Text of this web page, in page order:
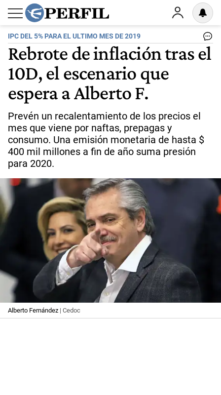
IPC DEL 5% PARA EL ULTIMO MES DE 2019
Rebrote de inflación tras el
10D, el escenario que
espera a Alberto F.
Prevén un recalentamiento de los precios el
mes que viene por naftas, prepagas y
consumo. Una emisión monetaria de hasta $
400 mil millones a fin de año suma presión
para 2020.
Alberto Fernández | Cedoc